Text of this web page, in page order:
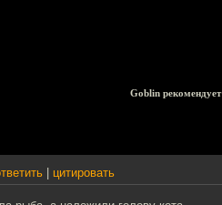
Goblin рекомендует
цитировать